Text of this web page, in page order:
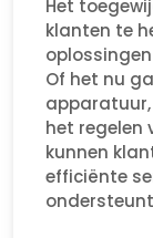
Het
klanten te
Of het nu
het regelen
kunnen
efficiënte